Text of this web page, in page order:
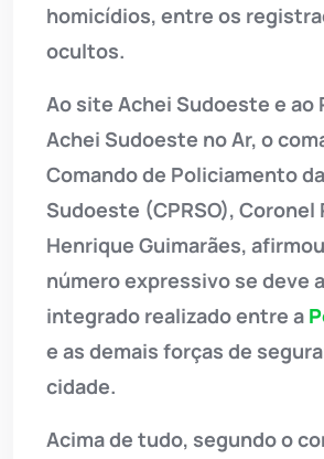
homicídios, entre os
ocultos.
Ao site Achei Sudoeste e ao
Achei Sudoeste no Ar, o
Comando de Policiamento
Sudoeste (CPRSO), Coronel
Henrique Guimarães,
número expressivo se deve
integrado realizado entre a
e as demais forças de
cidade.
Acima de tudo, segundo o